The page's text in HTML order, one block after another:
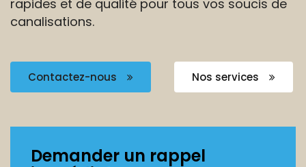
rapides et de qualité pour tous vos soucis de
canalisations.
Contactez-nous Nos services
Demander un rappel